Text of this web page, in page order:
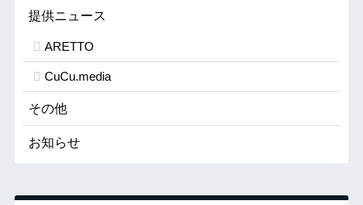
提供ニュース
ARETTO
CuCu.media
その他
お知らせ